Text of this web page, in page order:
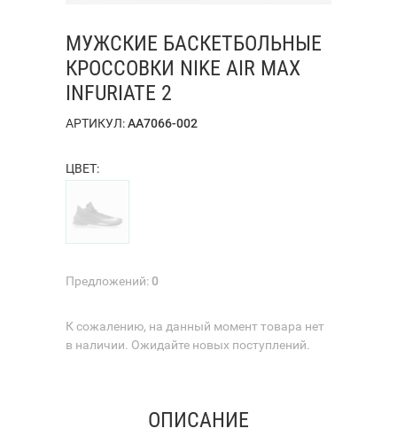
МУЖСКИЕ БАСКЕТБОЛЬНЫЕ
КРОССОВКИ NIKE AIR MAX
INFURIATE 2
АРТИКУЛ:AA7066-002
ЦВЕТ:
Предложений:0
К сожалению, на данный момент товара нет
в наличии. Ожидайте новых поступлений.
ОПИСАНИЕ